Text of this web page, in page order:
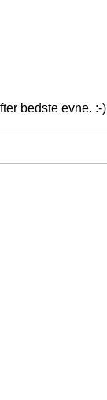
bedste evne. :-)